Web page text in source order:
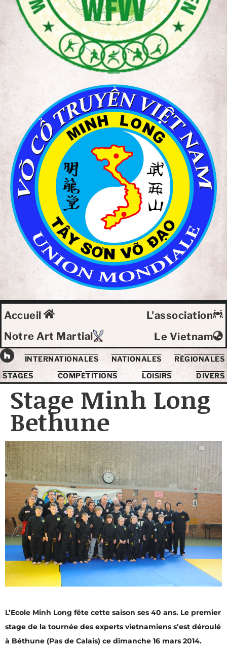
Accueil
L'association
Notre Art Martial
Le Vietnam
INTERNATIONALES NATIONALES
RÉGIONALES
STAGES
COMPÉTITIONS LOISIRS DIVERS
Stage Minh Long
Bethune
L’Ecole Minh Long fête cette saison ses 40 ans. Le premier
stage de la tournée des experts vietnamiens s’est déroulé
à Béthune (Pas de Calais) ce dimanche 16 mars 2014.